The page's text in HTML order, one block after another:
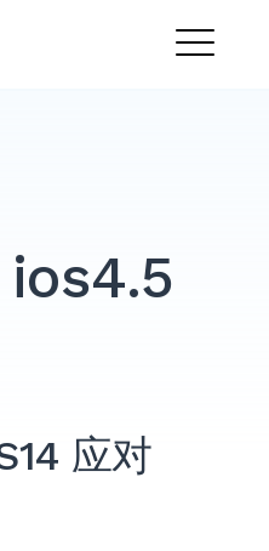
ios4.5
应对